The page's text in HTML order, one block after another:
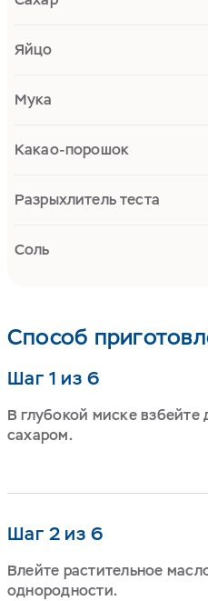
Способ
Шаг 1 из 6
В глубокой миске
сахаром.
Шаг 2 из 6
Влейте растительное
однородности.
Яйцо
Мука
Какао-порошок
Разрыхлитель теста
Соль